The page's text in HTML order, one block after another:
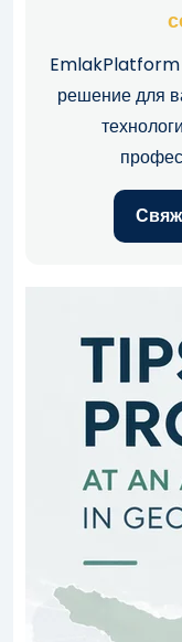
EmlakPlatform
решение для